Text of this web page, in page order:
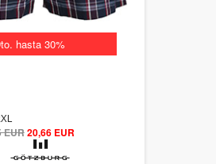
hasta 30%
5.00
out of 5
EUR20,66 EUR